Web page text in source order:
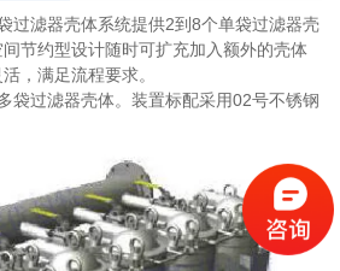
滤器壳体系统提供2到8个单袋过滤器壳
节约型设计随时可扩充加入额外的壳体
，满足流程要求。
过滤器壳体。装置标配采用02号不锈钢